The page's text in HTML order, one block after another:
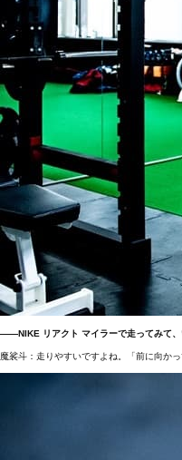
――NIKE リアクト マイラーで走ってみて、
魔裟斗：走りやすいですよね。「前に向か